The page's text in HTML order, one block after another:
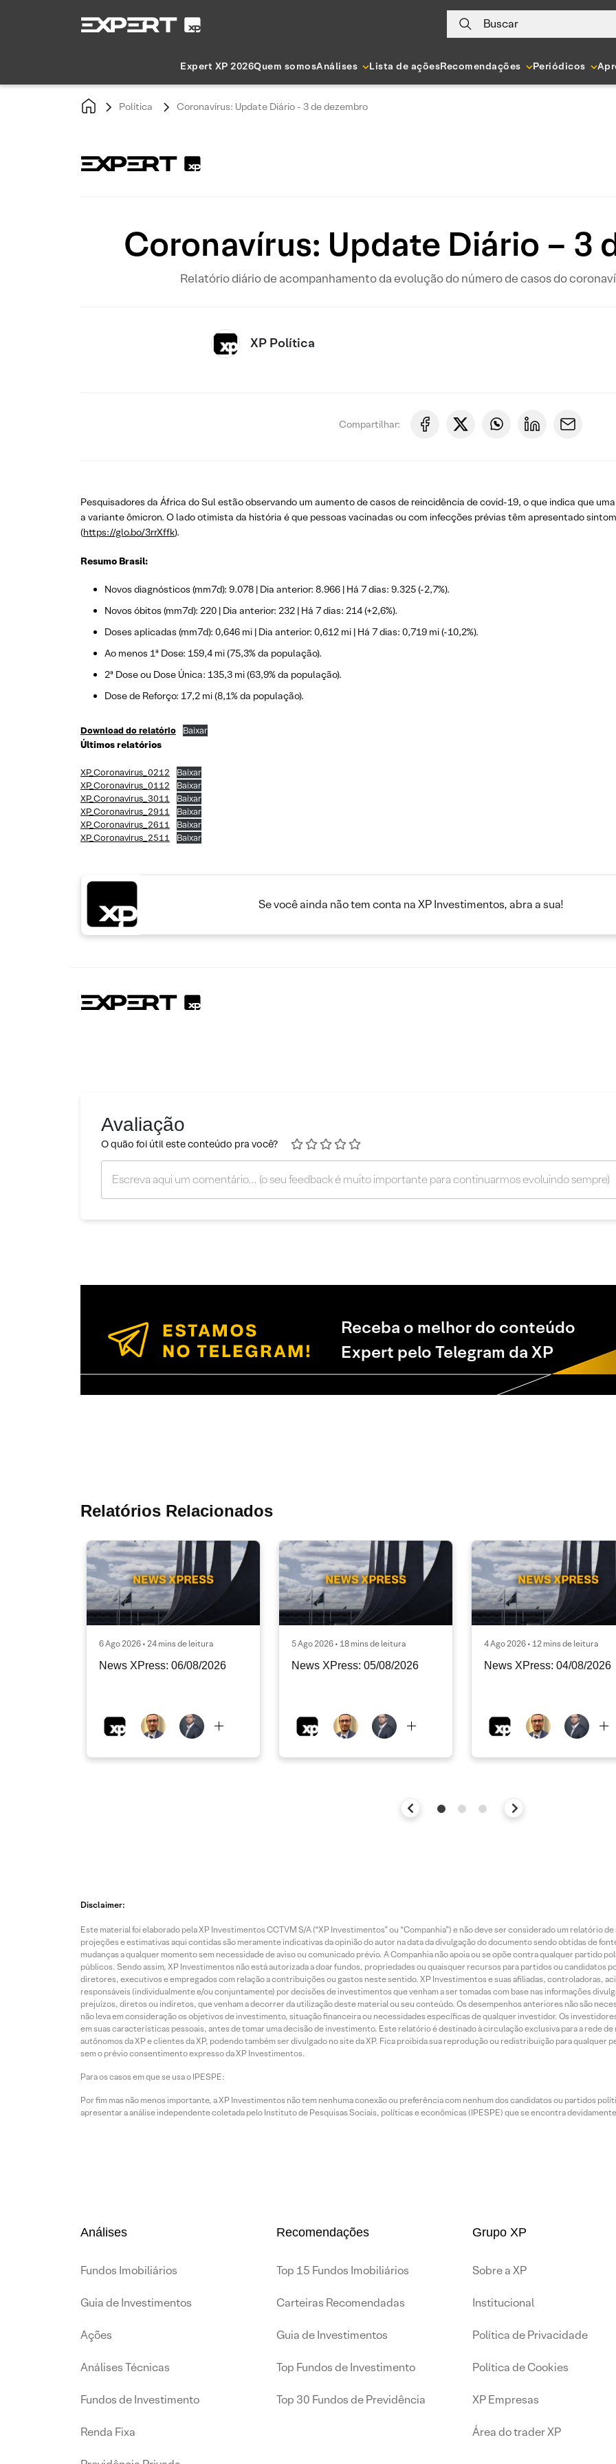
Buscar
Expert XP 2026Quem somosAnálises Lista de açõesRecomendações Periódicos
Política Coronavírus: Update Diário - 3 de dezembro
Coronavírus: Update Diário – 3
Relatório diário de acompanhamento da evolução do número de casos do
XP Política
Compartilhar:
Pesquisadores da África do Sul estão observando um aumento de casos de reincidência de covid-19, o que indica que
a variante ômicron. O lado otimista da história é que pessoas vacinadas ou com infecções prévias têm apresentado
(https://glo.bo/3rrXffk).
Resumo Brasil:
Novos diagnósticos (mm7d): 9.078 | Dia anterior: 8.966 | Há 7 dias: 9.325 (-2,7%).
Novos óbitos (mm7d): 220 | Dia anterior: 232 | Há 7 dias: 214 (+2,6%).
Doses aplicadas (mm7d): 0,646 mi | Dia anterior: 0,612 mi | Há 7 dias: 0,719 mi (-10,2%).
Ao menos 1ª Dose: 159,4 mi (75,3% da população).
2ª Dose ou Dose Única: 135,3 mi (63,9% da população).
Dose de Reforço: 17,2 mi (8,1% da população).
Download do relatório Baixar
Últimos relatórios
XP_Coronavirus_0212
Baixar
XP_Coronavirus_0112
Baixar
XP_Coronavirus_3011
Baixar
XP_Coronavirus_2911
Baixar
XP_Coronavirus_2611
Baixar
XP_Coronavirus_2511
Baixar
Se você ainda não tem conta na XP Investimentos, abra a sua!
Avaliação
O quão foi útil este conteúdo pra você?
Receba o melhor do conteúdo
Expert pelo Telegram da XP
Relatórios Relacionados
6 Ago 2026 • 24 mins de leitura
News XPress: 06/08/2026
5 Ago 2026 • 18 mins de leitura
News XPress: 05/08/2026
4 Ago 2026 • 12 mins de leitura
News XPress: 04/08/2026
Disclaimer:
Este material foi elaborado pela XP Investimentos CCTVM S/A (“XP Investimentos” ou “Companhia”) e não deve ser considerado um relatório
projeções e estimativas aqui contidas são meramente indicativas da opinião do autor na data da divulgação do documento sendo obtidas de
mudanças a qualquer momento sem necessidade de aviso ou comunicado prévio. A Companhia não apoia ou se opõe contra qualquer partido
públicos. Sendo assim, XP Investimentos não está autorizada a doar fundos, propriedades ou quaisquer recursos para partidos ou candidatos
diretores, executivos e empregados com relação a contribuições ou gastos neste sentido. XP Investimentos e suas afiliadas, controladoras,
responsáveis (individualmente e/ou conjuntamente) por decisões de investimentos que venham a ser tomadas com base nas informações
prejuízos, diretos ou indiretos, que venham a decorrer da utilização deste material ou seu conteúdo. Os desempenhos anteriores não são
não leva em consideração os objetivos de investimento, situação financeira ou necessidades específicas de qualquer investidor. Os
em suas características pessoais, antes de tomar uma decisão de investimento. Este relatório é destinado à circulação exclusiva para a rede
autônomos da XP e clientes da XP, podendo também ser divulgado no site da XP. Fica proibida sua reprodução ou redistribuição para qualquer
sem o prévio consentimento expresso da XP Investimentos.
Para os casos em que se usa o IPESPE:
Por fim mas não menos importante, a XP Investimentos não tem nenhuma conexão ou preferência com nenhum dos candidatos ou partidos
apresentar a análise independente coletada pelo Instituto de Pesquisas Sociais, políticas e econômicas (IPESPE) que se encontra
Análises
Fundos Imobiliários
Guia de Investimentos
Ações
Análises Técnicas
Fundos de Investimento
Renda Fixa
Recomendações
Top 15 Fundos Imobiliários
Carteiras Recomendadas
Guia de Investimentos
Top Fundos de Investimento
Top 30 Fundos de Previdência
Grupo XP
Sobre a XP
Institucional
Política de Privacidade
Política de Cookies
XP Empresas
Área do trader XP